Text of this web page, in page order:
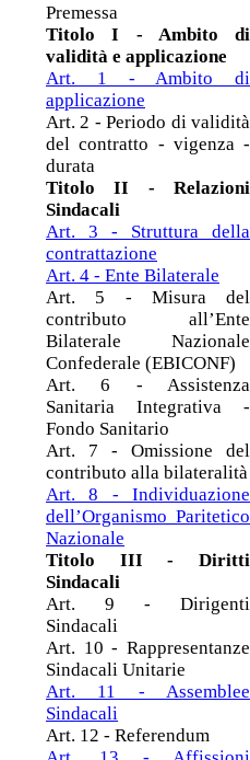
Premessa
Titolo I - Ambito di
validità e applicazione
Art. 1 - Ambito di
applicazione
Art. 2 - Periodo di validità
del contratto - vigenza -
durata
Titolo II - Relazioni
Sindacali
Art. 3 - Struttura della
contrattazione
Art. 4 - Ente Bilaterale
Art. 5 - Misura del
contributo all’Ente
Bilaterale Nazionale
Confederale (EBICONF)
Art. 6 - Assistenza
Sanitaria Integrativa -
Fondo Sanitario
Art. 7 - Omissione del
contributo alla bilateralità
Art. 8 - Individuazione
dell’Organismo Paritetico
Nazionale
Titolo III - Diritti
Sindacali
Art. 9 - Dirigenti
Sindacali
Art. 10 - Rappresentanze
Sindacali Unitarie
Art. 11 - Assemblee
Sindacali
Art. 12 - Referendum